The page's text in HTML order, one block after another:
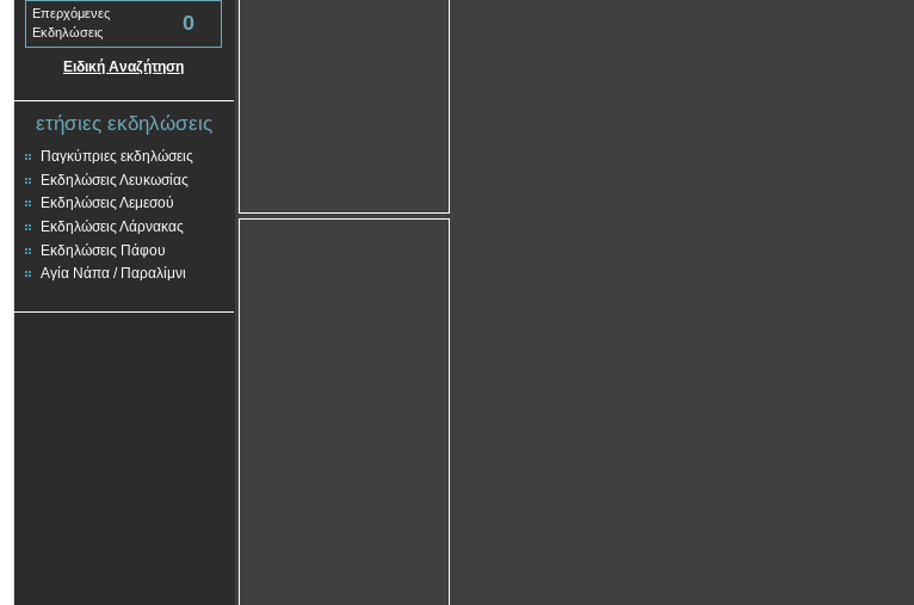
Επερχόμενες
Εκδηλώσεις
0
Ειδική Αναζήτηση
ετήσιες εκδηλώσεις
Παγκύπριες εκδηλώσεις
Εκδηλώσεις Λευκωσίας
Εκδηλώσεις Λεμεσού
Εκδηλώσεις Λάρνακας
Εκδηλώσεις Πάφου
Αγία Νάπα / Παραλίμνι